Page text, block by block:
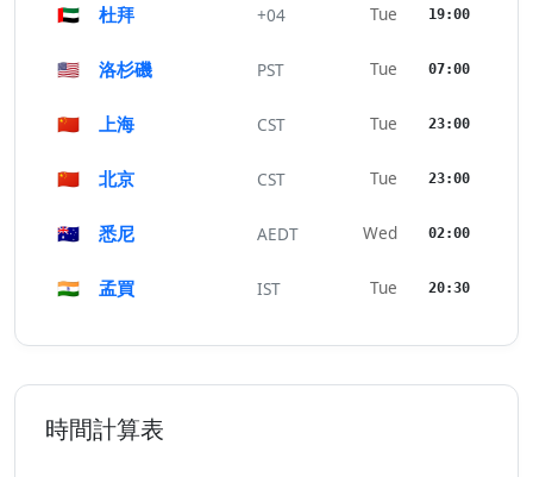
🇦🇪 杜拜 +04 Tue 19:00
🇺🇸 洛杉磯 PST Tue 07:00
🇨🇳 上海 CST Tue 23:00
🇨🇳 北京 CST Tue 23:00
🇦🇺 悉尼 AEDT Wed 02:00
🇮🇳 孟買 IST Tue 20:30
時間計算表